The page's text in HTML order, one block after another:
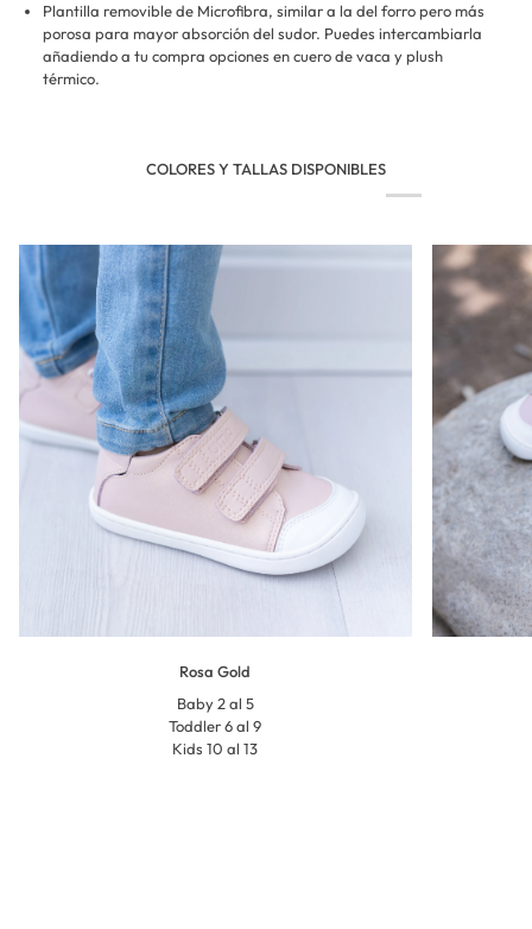
Plantilla removible de Microfibra, similar a la del forro pero más
porosa para mayor absorción del sudor. Puedes intercambiarla
añadiendo a tu compra opciones en cuero de vaca y plush
térmico.
COLORES Y TALLAS DISPONIBLES
Rosa Gold
Baby 2 al 5
Toddler 6 al 9
Kids 10 al 13